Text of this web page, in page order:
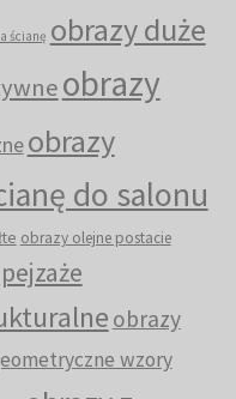
ścianę obrazy duże
obrazy
obrazy
do salonu
obrazy olejne postacie
obrazy
wzory